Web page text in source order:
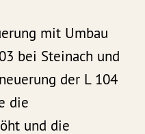
mit Umbau
bei Steinach und
der L 104
die
und die